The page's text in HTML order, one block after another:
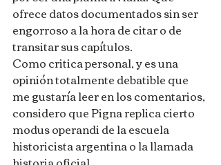
ofrece datos documentados sin ser
engorroso a la hora de citar o de
transitar sus capítulos.
Como critica personal, y es una
opinión totalmente debatible que
me gustaría leer en los comentarios,
considero que Pigna replica cierto
modus operandi de la escuela
historicista argentina o la llamada